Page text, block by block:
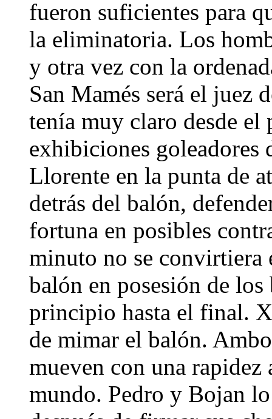
fueron suficientes para
la eliminatoria. Los
y otra vez con la
San Mamés será el juez
tenía muy claro desde
exhibiciones goleadores
Llorente en la punta de
detrás del balón,
fortuna en posibles
minuto no se convirtiera
balón en posesión de
principio hasta el final.
de mimar el balón.
mueven con una rapidez
mundo. Pedro y Bojan